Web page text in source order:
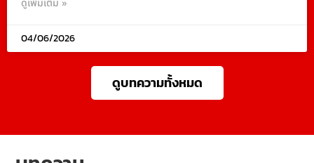
04/06/2026
ดูบทความทั้งหมด